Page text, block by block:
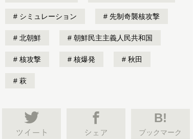
シミュレーション 先制奇襲核攻撃
北朝鮮 朝鮮民主主義人民共和国
核攻撃 核爆発 秋田
萩
B!
ブックマーク